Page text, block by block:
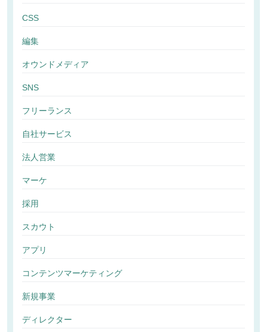
CSS
編集
オウンドメディア
SNS
フリーランス
自社サービス
法人営業
マーケ
採用
スカウト
アプリ
コンテンツマーケティング
新規事業
ディレクター